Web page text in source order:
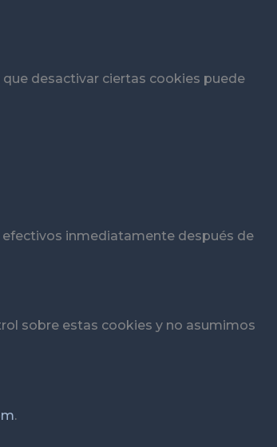
desactivar ciertas cookies puede
inmediatamente después de
sobre estas cookies y no asumimos
.